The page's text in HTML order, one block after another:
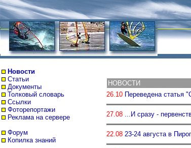
Новости
Статьи
Документы
Толковый словарь
Ссылки
Фоторепортажи
Реклама на сервере
Форум
Копилка знаний
НОВОСТИ
26.10 Переведена статья
27.08 ...И сразу -
22.08 23-24 августа в